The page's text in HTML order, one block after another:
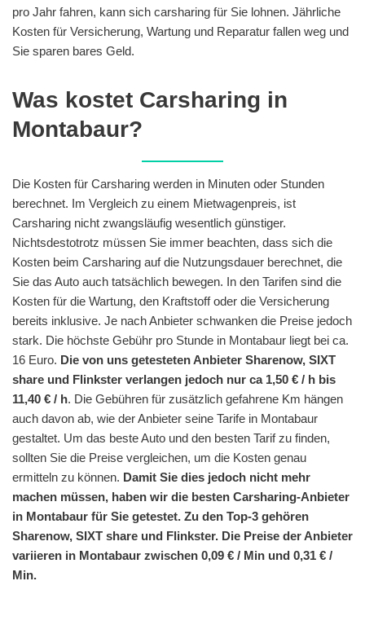
pro Jahr fahren, kann sich carsharing für Sie lohnen. Jährliche
Kosten für Versicherung, Wartung und Reparatur fallen weg und
Sie sparen bares Geld.
Was kostet Carsharing in
Montabaur?
Die Kosten für Carsharing werden in Minuten oder Stunden
berechnet. Im Vergleich zu einem Mietwagenpreis, ist
Carsharing nicht zwangsläufig wesentlich günstiger.
Nichtsdestotrotz müssen Sie immer beachten, dass sich die
Kosten beim Carsharing auf die Nutzungsdauer berechnet, die
Sie das Auto auch tatsächlich bewegen. In den Tarifen sind die
Kosten für die Wartung, den Kraftstoff oder die Versicherung
bereits inklusive. Je nach Anbieter schwanken die Preise jedoch
stark. Die höchste Gebühr pro Stunde in Montabaur liegt bei ca.
16 Euro. Die von uns getesteten Anbieter Sharenow, SIXT
share und Flinkster verlangen jedoch nur ca 1,50 € / h bis
11,40 € / h. Die Gebühren für zusätzlich gefahrene Km hängen
auch davon ab, wie der Anbieter seine Tarife in Montabaur
gestaltet. Um das beste Auto und den besten Tarif zu finden,
sollten Sie die Preise vergleichen, um die Kosten genau
ermitteln zu können. Damit Sie dies jedoch nicht mehr
machen müssen, haben wir die besten Carsharing-Anbieter
in Montabaur für Sie getestet. Zu den Top-3 gehören
Sharenow, SIXT share und Flinkster. Die Preise der Anbieter
variieren in Montabaur zwischen 0,09 € / Min und 0,31 € /
Min.